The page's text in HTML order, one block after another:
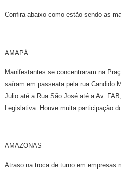
Confira abaixo como estão sendo as
AMAPÁ
Manifestantes se concentraram na
saíram em passeata pela rua Candido
Julio até a Rua São José até a Av.
Legislativa. Houve muita participação
AMAZONAS
Atraso na troca de turno em empresas